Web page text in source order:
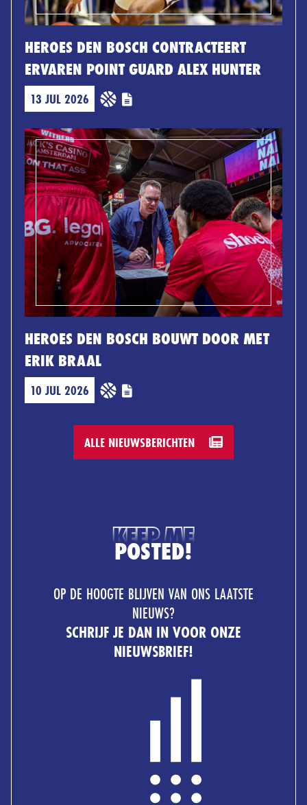
HEROES DEN BOSCH CONTRACTEERT
ERVAREN POINT GUARD ALEX HUNTER
13 JUL 2026
HEROES DEN BOSCH BOUWT DOOR MET
ERIK BRAAL
10 JUL 2026
ALLE NIEUWSBERICHTEN
KEEP ME
POSTED!
OP DE HOOGTE BLIJVEN VAN ONS LAATSTE
NIEUWS?
SCHRIJF JE DAN IN VOOR ONZE
NIEUWSBRIEF!